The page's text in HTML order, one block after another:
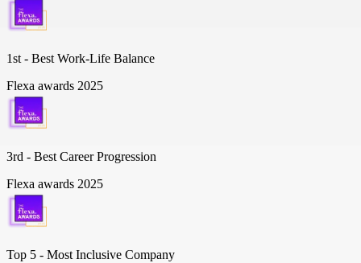
1st - Best Work-Life Balance
Flexa awards 2025
3rd - Best Career Progression
Flexa awards 2025
Top 5 - Most Inclusive Company